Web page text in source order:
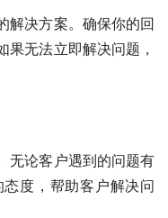
解决方案。确保你的回
无法立即解决问题，
无论客户遇到的问题有
度，帮助客户解决问